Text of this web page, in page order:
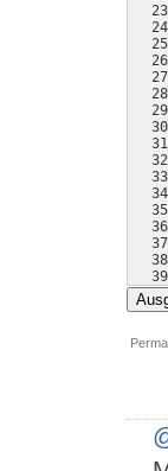
23
24
25
26
27
28
29
30
31
32
33
34
35
36
37
38
39